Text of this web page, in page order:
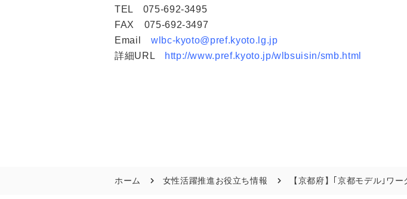
TEL 075-692-3495
FAX 075-692-3497
Email wlbc-kyoto@pref.kyoto.lg.jp
詳細URL
http://www.pref.kyoto.jp/wlbsuisin/smb.html
ホーム 女性活躍推進お役立ち情報 【京都府】｢京都モデル｣ワ